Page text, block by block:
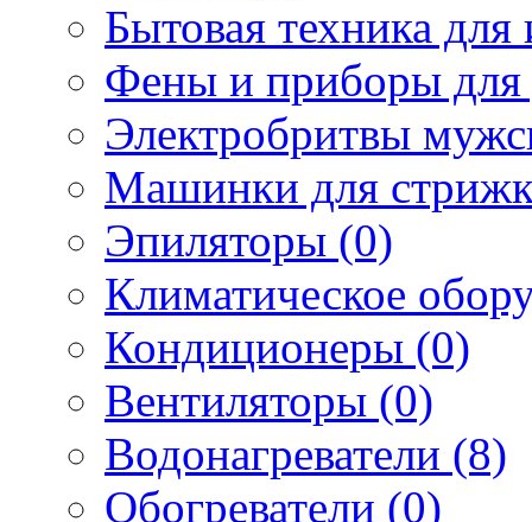
Бытовая техника
Фены и приборы для
Электробритвы
Машинки для
Эпиляторы (0)
Климатическое
Кондиционеры (0)
Вентиляторы (0)
Водонагреватели (8)
Обогреватели (0)